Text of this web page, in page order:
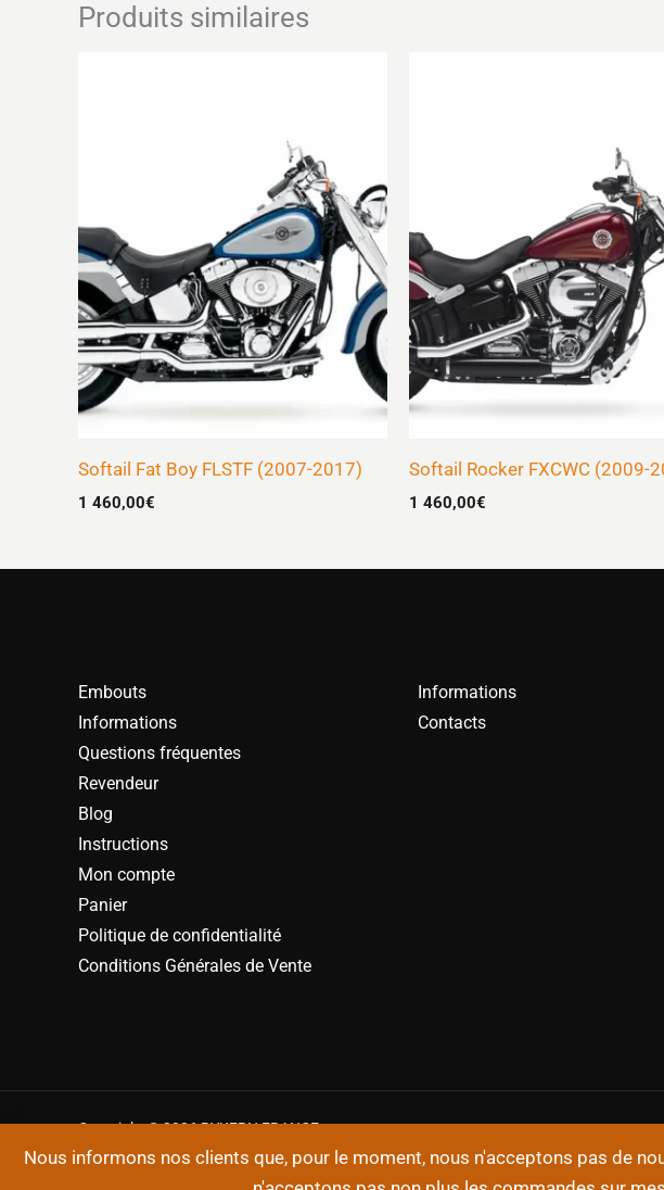
Nous informons nos clients que, pour le moment, nous n'acceptons pas de
Produits similaires
Softail Fat Boy FLSTF (2007-2017)
1 460,00€
Softail Rocker FXCWC (2009-
1 460,00€
Embouts
Informations
Questions fréquentes
Revendeur
Blog
Instructions
Mon compte
Panier
Politique de confidentialité
Conditions Générales de Vente
Informations
Contacts
Copyright © 2026 BYKERN FRANCE